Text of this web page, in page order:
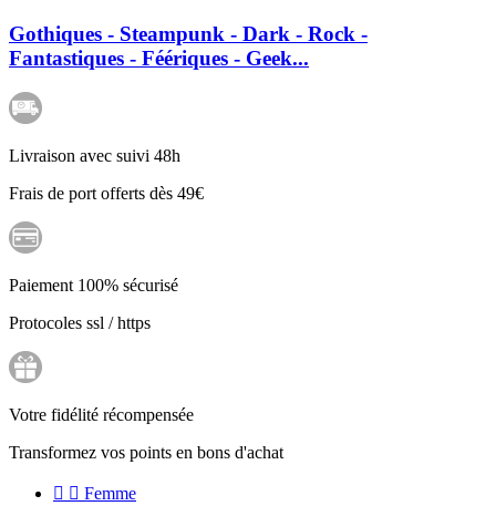
Gothiques - Steampunk - Dark - Rock -
Fantastiques - Féériques - Geek...
Livraison avec suivi 48h
Frais de port offerts dès 49€
Paiement 100% sécurisé
Protocoles ssl / https
Votre fidélité récompensée
Transformez vos points en bons d'achat
  Femme